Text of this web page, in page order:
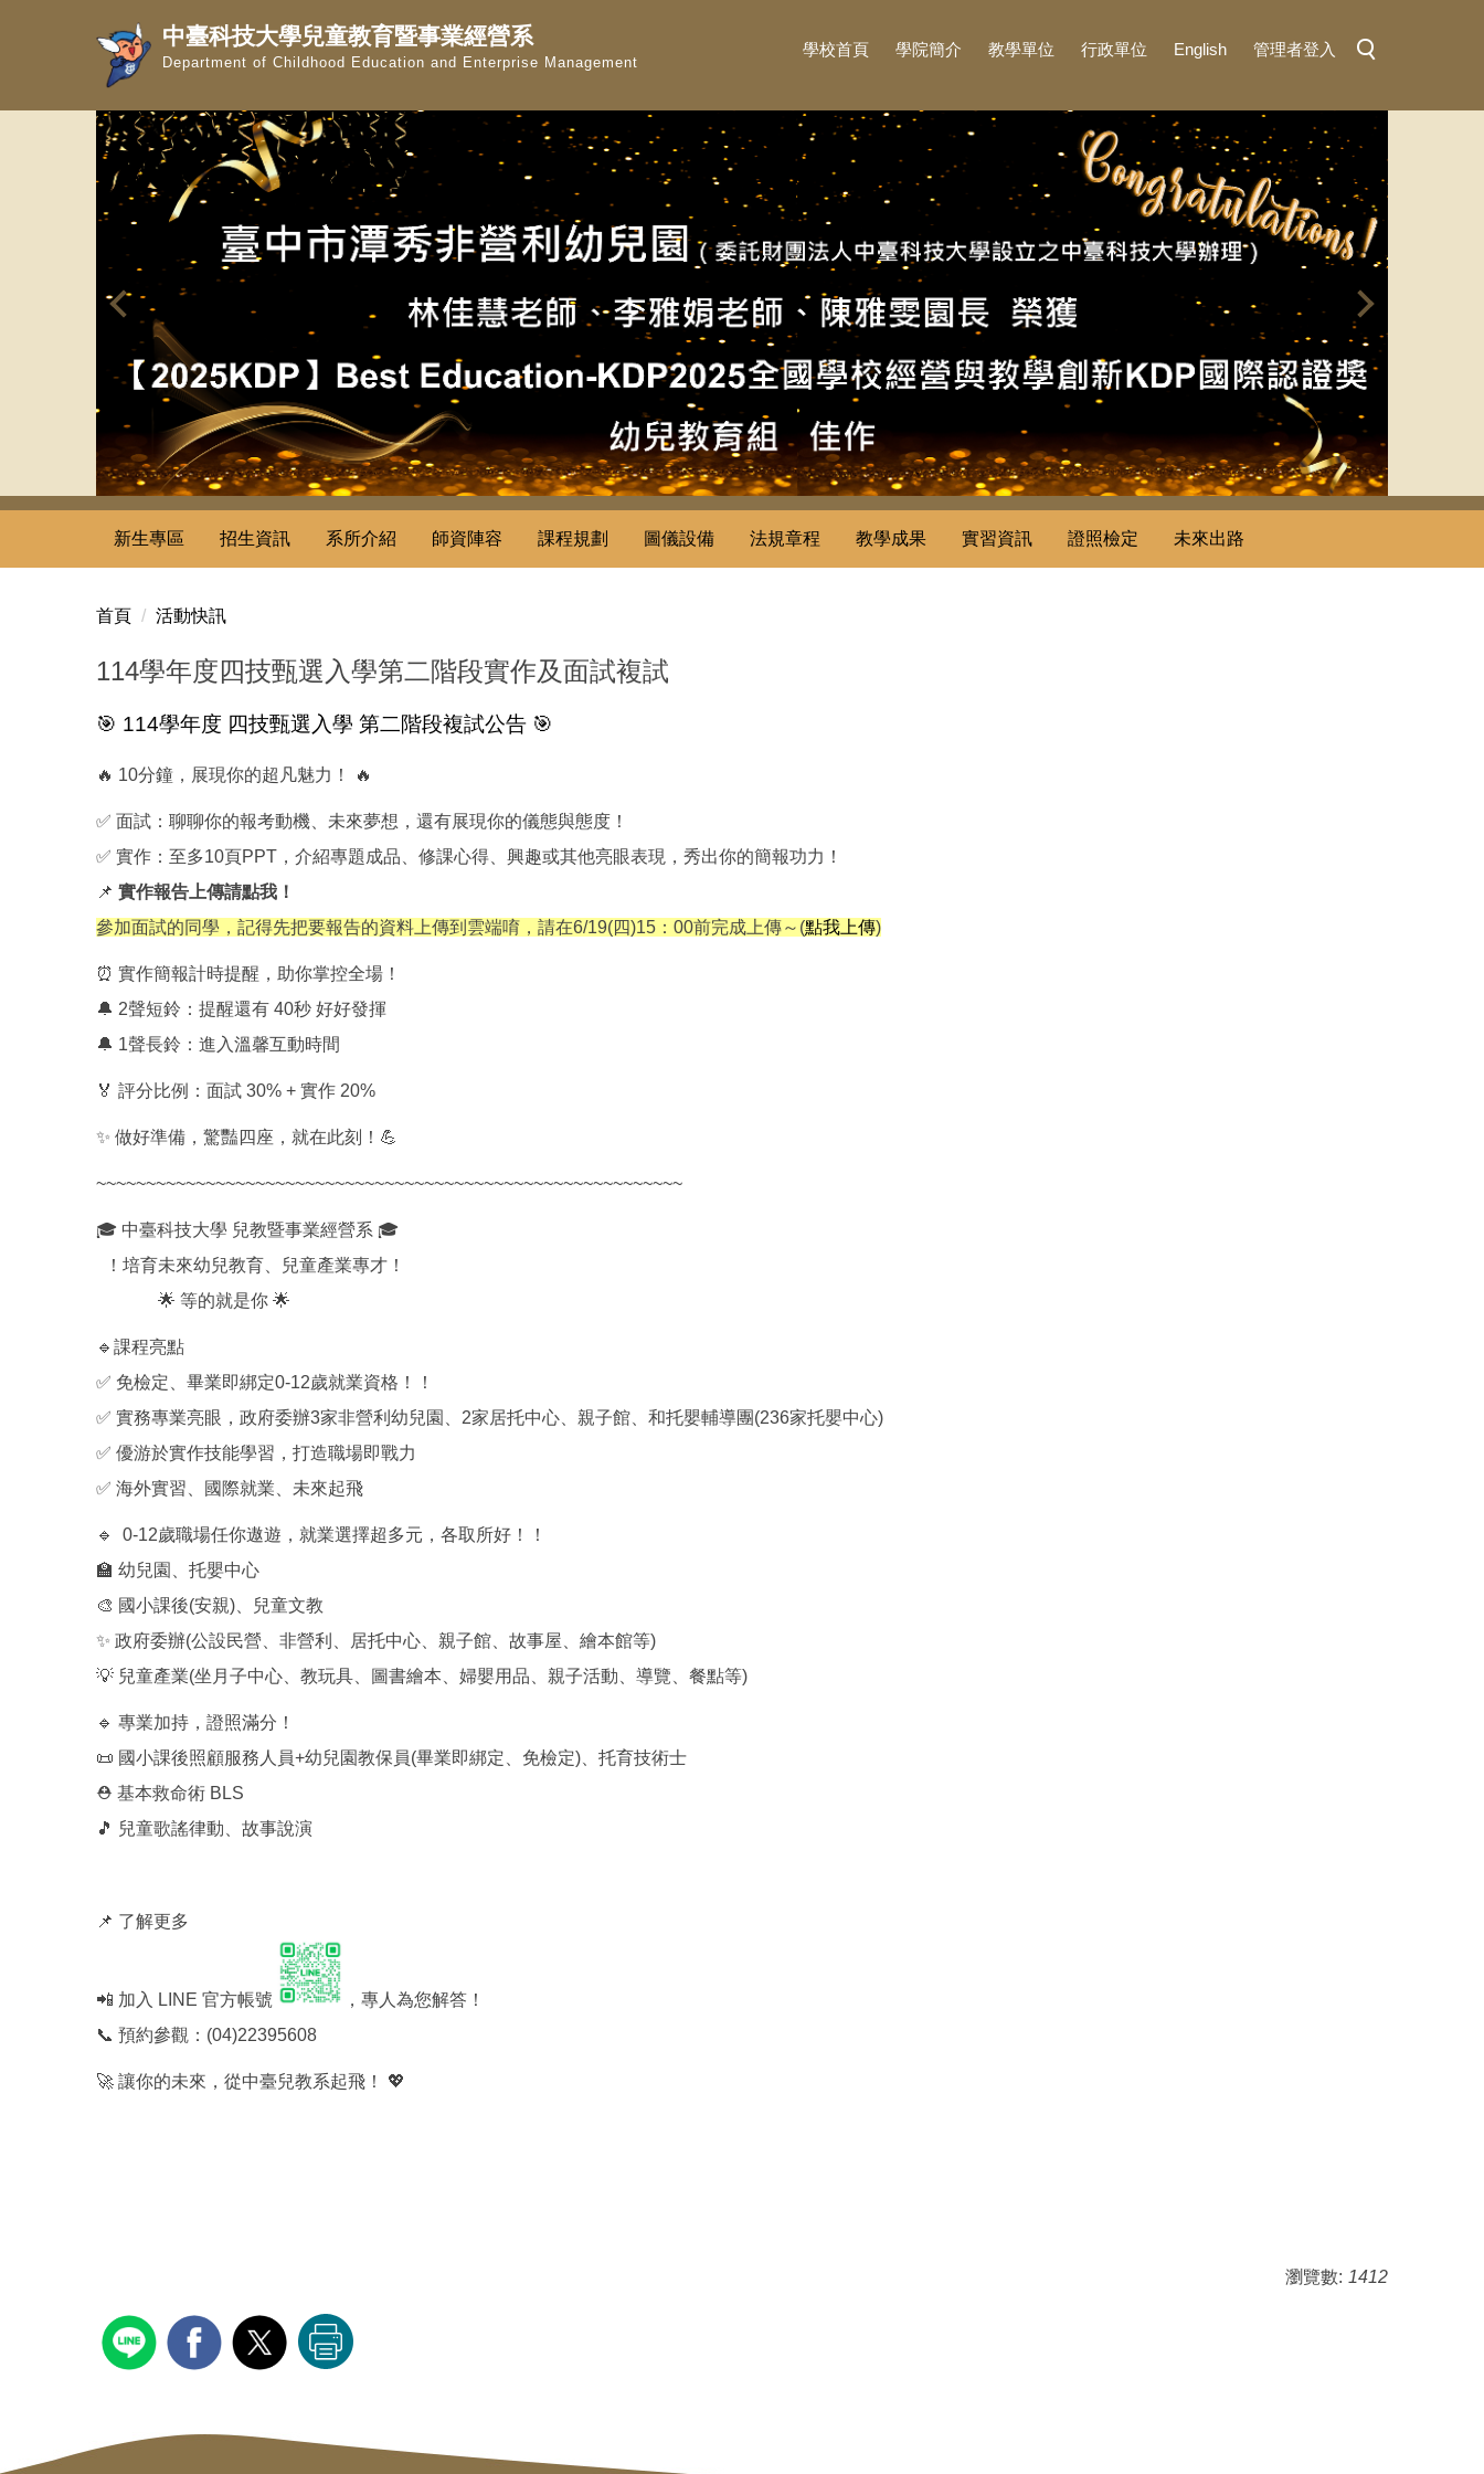
中臺科技大學兒童教育暨事業經營系
Department of Childhood Education and Enterprise Management
學校首頁 學院簡介 教學單位 行政單位 English 管理者登入
新生專區 招生資訊 系所介紹 師資陣容 課程規劃 圖儀設備 法規章程 教學成果 實習資訊 證照檢定 未來出路
首頁 活動快訊
114學年度四技甄選入學第二階段實作及面試複試
🎯 114學年度 四技甄選入學 第二階段複試公告 🎯
🔥 10分鐘，展現你的超凡魅力！ 🔥
✅ 面試：聊聊你的報考動機、未來夢想，還有展現你的儀態與態度！
✅ 實作：至多10頁PPT，介紹專題成品、修課心得、興趣或其他亮眼表現，秀出你的簡報功力！
📌 實作報告上傳請點我！
參加面試的同學，記得先把要報告的資料上傳到雲端唷，請在6/19(四)15：00前完成上傳～(點我上傳)
⏰ 實作簡報計時提醒，助你掌控全場！
🔔 2聲短鈴：提醒還有 40秒 好好發揮
🔔 1聲長鈴：進入溫馨互動時間
🏅 評分比例：面試 30% + 實作 20%
✨ 做好準備，驚豔四座，就在此刻！💪
~~~~~~~~~~~~~~~~~~~~~~~~~~~~~~~~~~~~~~~~~~~~~~~~~~~~~~~~~~~
🎓 中臺科技大學 兒教暨事業經營系 🎓
！培育未來幼兒教育、兒童產業專才！
🌟 等的就是你 🌟
🔹課程亮點
✅ 免檢定、畢業即綁定0-12歲就業資格！！
✅ 實務專業亮眼，政府委辦3家非營利幼兒園、2家居托中心、親子館、和托嬰輔導團(236家托嬰中心)
✅ 優游於實作技能學習，打造職場即戰力
✅ 海外實習、國際就業、未來起飛
🔹 0-12歲職場任你遨遊，就業選擇超多元，各取所好！！
🏫 幼兒園、托嬰中心
🎨 國小課後(安親)、兒童文教
✨ 政府委辦(公設民營、非營利、居托中心、親子館、故事屋、繪本館等)
💡 兒童產業(坐月子中心、教玩具、圖書繪本、婦嬰用品、親子活動、導覽、餐點等)
🔹 專業加持，證照滿分！
📜 國小課後照顧服務人員+幼兒園教保員(畢業即綁定、免檢定)、托育技術士
⛑️ 基本救命術 BLS
🎵 兒童歌謠律動、故事說演
📌 了解更多
📲 加入 LINE 官方帳號
，專人為您解答！
📞 預約參觀：(04)22395608
🚀 讓你的未來，從中臺兒教系起飛！ 💖
瀏覽數: 1412